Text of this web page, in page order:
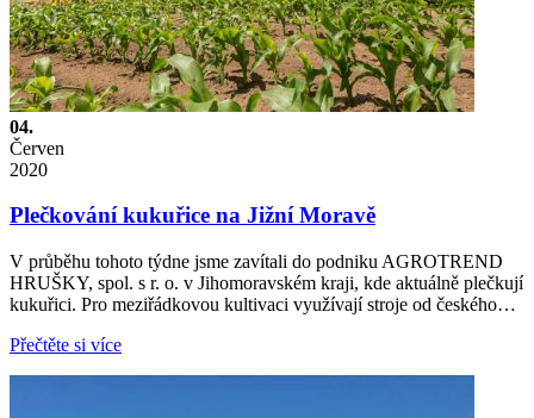
04.
Červen
2020
Plečkování kukuřice na Jižní Moravě
V průběhu tohoto týdne jsme zavítali do podniku AGROTREND
HRUŠKY, spol. s r. o. v Jihomoravském kraji, kde aktuálně plečkují
kukuřici. Pro meziřádkovou kultivaci využívají stroje od českého…
Přečtěte si více